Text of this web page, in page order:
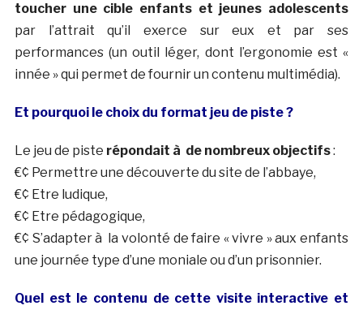
toucher une cible enfants et jeunes adolescents
par l’attrait qu’il exerce sur eux et par ses
performances (un outil léger, dont l’ergonomie est «
innée » qui permet de fournir un contenu multimédia).
Et pourquoi le choix du format jeu de piste ?
Le jeu de piste répondait à de nombreux objectifs:
€¢ Permettre une découverte du site de l’abbaye,
€¢ Etre ludique,
€¢ Etre pédagogique,
€¢ S’adapter à la volonté de faire « vivre » aux enfants
une journée type d’une moniale ou d’un prisonnier.
Quel est le contenu de cette visite interactive et